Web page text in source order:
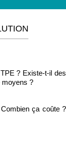
? Existe-t-il des
moyens ?
ça coûte ?